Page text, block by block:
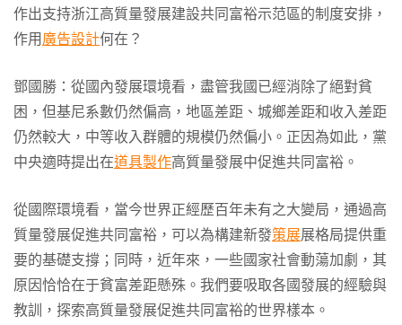
作出支持浙江高質量發展建設共同富裕示范區的制度安排，
作用廣告設計何在？
鄧國勝：從國內發展環境看，盡管我國已經消除了絕對貧
困，但基尼系數仍然偏高，地區差距、城鄉差距和收入差距
仍然較大，中等收入群體的規模仍然偏小。正因為如此，黨
中央適時提出在道具製作高質量發展中促進共同富裕。
從國際環境看，當今世界正經歷百年未有之大變局，通過高
質量發展促進共同富裕，可以為構建新發策展展格局提供重
要的基礎支撐；同時，近年來，一些國家社會動蕩加劇，其
原因恰恰在于貧富差距懸殊。我們要吸取各國發展的經驗與
教訓，探索高質量發展促進共同富裕的世界樣本。